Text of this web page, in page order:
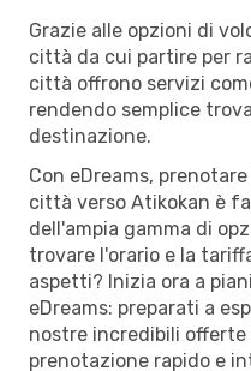
Grazie alle opzioni di
città da cui partire per
città offrono servizi
rendendo semplice
destinazione.
Con eDreams,
città verso Atikokan è
dell'ampia gamma di
trovare l'orario e la
aspetti? Inizia ora a
eDreams: preparati a
nostre incredibili offerte
prenotazione rapido e